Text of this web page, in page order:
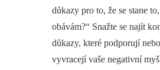
důkazy pro to, že se stane
obávám?“ Snažte se najít
důkazy, které podporují nebo
vyvracejí vaše negativní